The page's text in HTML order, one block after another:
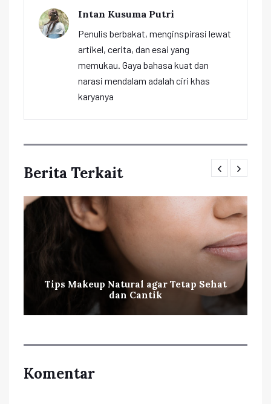
Intan Kusuma Putri
Penulis berbakat, menginspirasi lewat
artikel, cerita, dan esai yang
memukau. Gaya bahasa kuat dan
narasi mendalam adalah ciri khas
karyanya
Berita Terkait
Tips Makeup Natural agar Tetap Sehat
dan Cantik
Komentar